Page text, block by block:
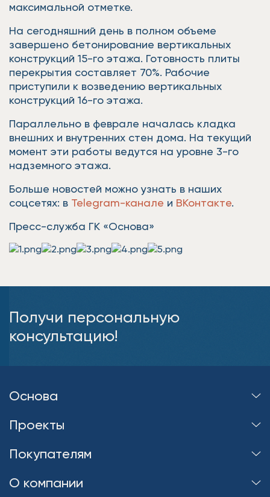
максимальной отметке.
На сегодняшний день в полном объеме
завершено бетонирование вертикальных
конструкций 15-го этажа. Готовность плиты
перекрытия составляет 70%. Рабочие
приступили к возведению вертикальных
конструкций 16-го этажа.
Параллельно в феврале началась кладка
внешних и внутренних стен дома. На текущий
момент эти работы ведутся на уровне 3-го
надземного этажа.
Больше новостей можно узнать в наших
соцсетях: в Telegram-канале и ВКонтакте.
Пресс-служба ГК «Основа»
Получи персональную
консультацию!
Основа
Проекты
Покупателям
О компании